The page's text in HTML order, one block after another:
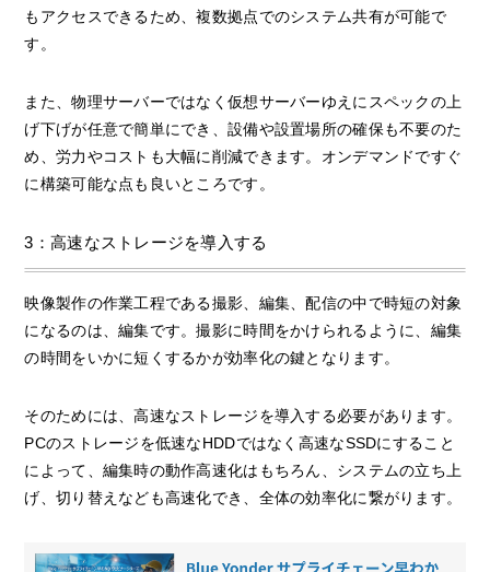
もアクセスできるため、複数拠点でのシステム共有が可能で
す。
また、物理サーバーではなく仮想サーバーゆえにスペックの上
げ下げが任意で簡単にでき、設備や設置場所の確保も不要のた
め、労力やコストも大幅に削減できます。オンデマンドですぐ
に構築可能な点も良いところです。
3：高速なストレージを導入する
映像製作の作業工程である撮影、編集、配信の中で時短の対象
になるのは、編集です。撮影に時間をかけられるように、編集
の時間をいかに短くするかが効率化の鍵となります。
そのためには、高速なストレージを導入する必要があります。
PCのストレージを低速なHDDではなく高速なSSDにすること
によって、編集時の動作高速化はもちろん、システムの立ち上
げ、切り替えなども高速化でき、全体の効率化に繋がります。